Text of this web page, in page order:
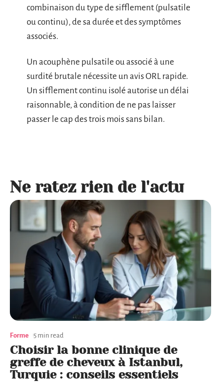
combinaison du type de sifflement (pulsatile
ou continu), de sa durée et des symptômes
associés.
Un acouphène pulsatile ou associé à une
surdité brutale nécessite un avis ORL rapide.
Un sifflement continu isolé autorise un délai
raisonnable, à condition de ne pas laisser
passer le cap des trois mois sans bilan.
Ne ratez rien de l'actu
Forme 5 min read
Choisir la bonne clinique de
greffe de cheveux à Istanbul,
Turquie : conseils essentiels